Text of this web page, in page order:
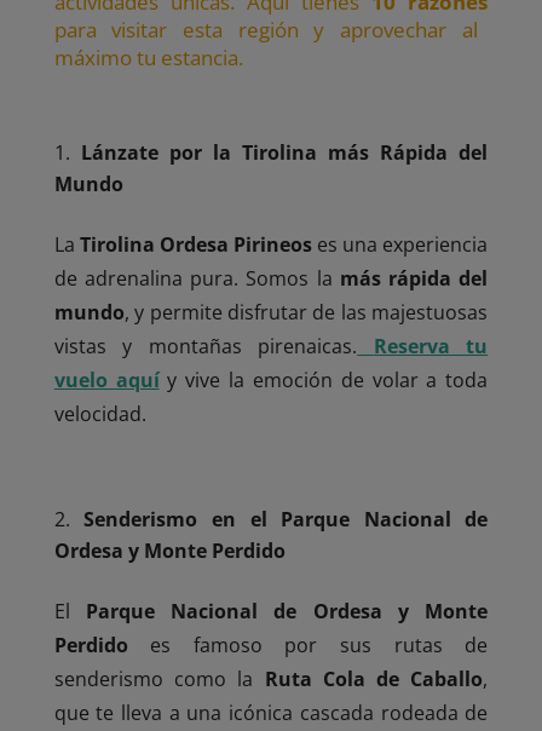
para visitar esta región y aprovechar al
máximo tu estancia.
Lánzate por la Tirolina más Rápida del
Mundo
La Tirolina Ordesa Pirineos es una experiencia
de adrenalina pura. Somos la más rápida del
mundo, y permite disfrutar de las majestuosas
vistas y montañas pirenaicas.
Reserva tu
vuelo aquíy vive la emoción de volar a toda
velocidad.
Senderismo en el Parque Nacional de
Ordesa y Monte Perdido
El Parque Nacional de Ordesa y Monte
Perdido es famoso por sus rutas de
senderismo como la Ruta Cola de Caballo,
que te lleva a una icónica cascada rodeada de